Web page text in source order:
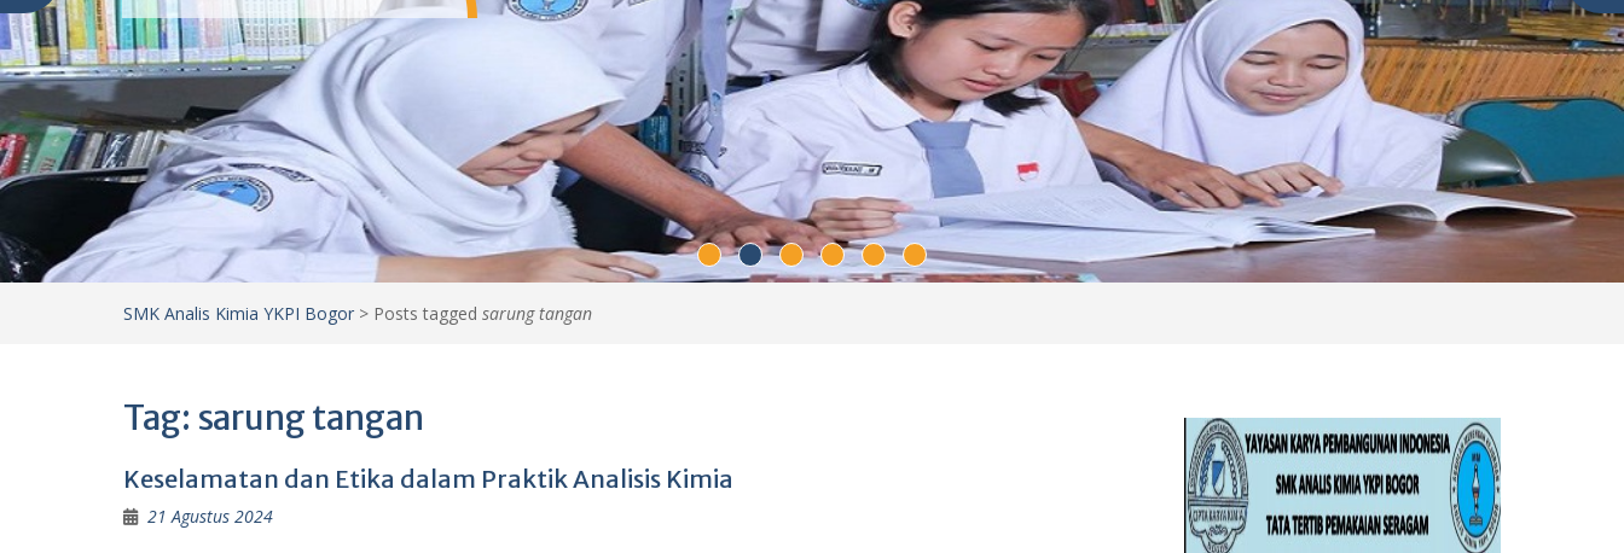
SMK Analis Kimia YKPI Bogor > Posts tagged sarung tangan
Tag: sarung tangan
Keselamatan dan Etika dalam Praktik Analisis Kimia
21 Agustus 2024